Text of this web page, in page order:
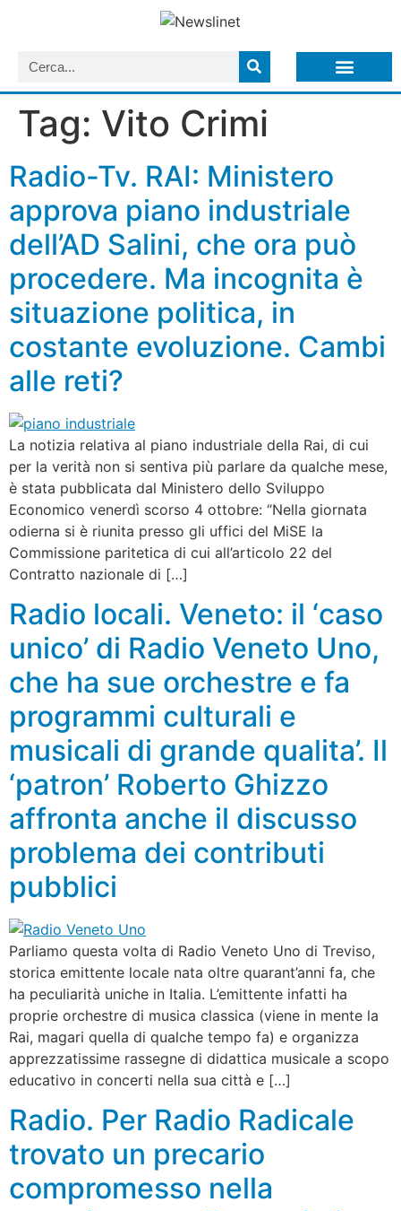
Tag: Vito Crimi
Radio-Tv. RAI: Ministero
approva piano industriale
dell’AD Salini, che ora può
procedere. Ma incognita è
situazione politica, in
costante evoluzione. Cambi
alle reti?
La notizia relativa al piano industriale della Rai, di cui
per la verità non si sentiva più parlare da qualche mese,
è stata pubblicata dal Ministero dello Sviluppo
Economico venerdì scorso 4 ottobre: “Nella giornata
odierna si è riunita presso gli uffici del MiSE la
Commissione paritetica di cui all’articolo 22 del
Contratto nazionale di […]
Radio locali. Veneto: il ‘caso
unico’ di Radio Veneto Uno,
che ha sue orchestre e fa
programmi culturali e
musicali di grande qualita’. Il
‘patron’ Roberto Ghizzo
affronta anche il discusso
problema dei contributi
pubblici
Parliamo questa volta di Radio Veneto Uno di Treviso,
storica emittente locale nata oltre quarant’anni fa, che
ha peculiarità uniche in Italia. L’emittente infatti ha
proprie orchestre di musica classica (viene in mente la
Rai, magari quella di qualche tempo fa) e organizza
apprezzatissime rassegne di didattica musicale a scopo
educativo in concerti nella sua città e […]
Radio. Per Radio Radicale
trovato un precario
compromesso nella